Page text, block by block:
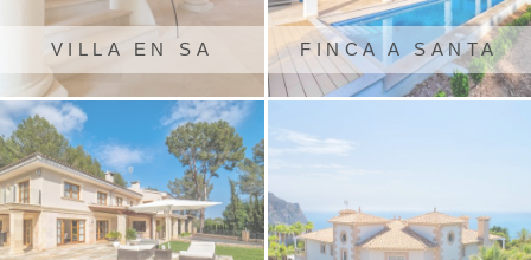
VILLA EN SA
RAPITA
FINCA A SANTA
PONÇA